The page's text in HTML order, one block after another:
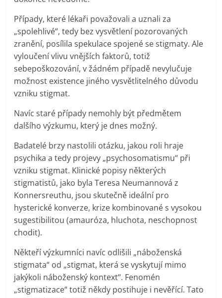
Případy, které lékaři považovali a uznali za
„spolehlivé“, tedy bez vysvětlení pozorovaných
zranění, posílila spekulace spojené se stigmaty. Ale
vyloučení vlivu vnějších faktorů, totiž
sebepoškozování, v žádném případě nevylučuje
možnost existence jiného vysvětlitelného důvodu
vzniku stigmat.
Navíc staré případy nemohly být předmětem
dalšího výzkumu, který je dnes možný.
Badatelé brzy nastolili otázku, jakou roli hraje
psychika a tedy projevy „psychosomatismu“ při
vzniku stigmat. Klinické popisy některých
stigmatistů, jako byla Teresa Neumannová z
Konnersreuthu, jsou skutečně ideální pro
hysterické konverze, krize kombinované s vysokou
sugestibilitou (amauróza, hluchota, neschopnost
chodit).
Někteří výzkumníci navíc odlišili „náboženská
stigmata“ od „stigmat, která se vyskytují mimo
jakýkoli náboženský kontext“. Fenomén
„stigmatizace“ totiž někdy postihuje i nevěřící. Tato